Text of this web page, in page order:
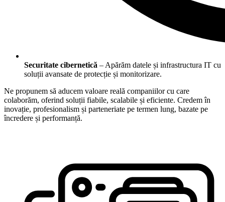
Securitate cibernetică – Apărăm datele și infrastructura IT cu
soluții avansate de protecție și monitorizare.
Ne propunem să aducem valoare reală companiilor cu care
colaborăm, oferind soluții fiabile, scalabile și eficiente. Credem în
inovație, profesionalism și parteneriate pe termen lung, bazate pe
încredere și performanță.